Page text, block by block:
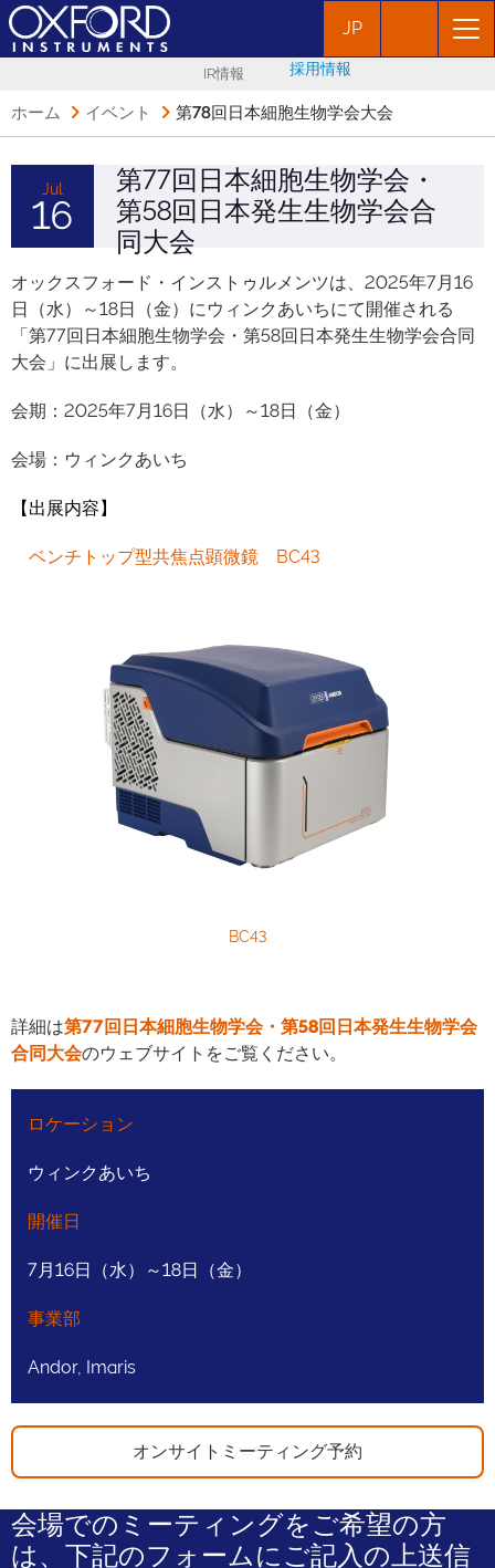
JP
IR情報 採用情報
ホーム イベント 第78回日本細胞生物学会大会
Jul
16
第77回日本細胞生物学会・
第58回日本発生生物学会合
同大会
オックスフォード・インストゥルメンツは、2025年7月16
日（水）～18日（金）にウィンクあいちにて開催される
「第77回日本細胞生物学会・第58回日本発生生物学会合同
大会」に出展します。
会期：2025年7月16日（水）～18日（金）
会場：ウィンクあいち
【出展内容】
ベンチトップ型共焦点顕微鏡 BC43
BC43
詳細は第77回日本細胞生物学会・第58回日本発生生物学会
合同大会のウェブサイトをご覧ください。
ロケーション
ウィンクあいち
開催日
7月16日（水）～18日（金）
事業部
Andor, Imaris
オンサイトミーティング予約
会場でのミーティングをご希望の方
は、下記のフォームにご記入の上送信